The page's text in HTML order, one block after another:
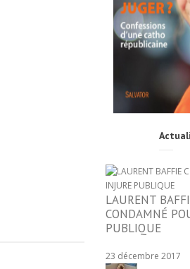
LAURENT
CONDAMNÉ
PUBLIQUE
23 décembre 2017